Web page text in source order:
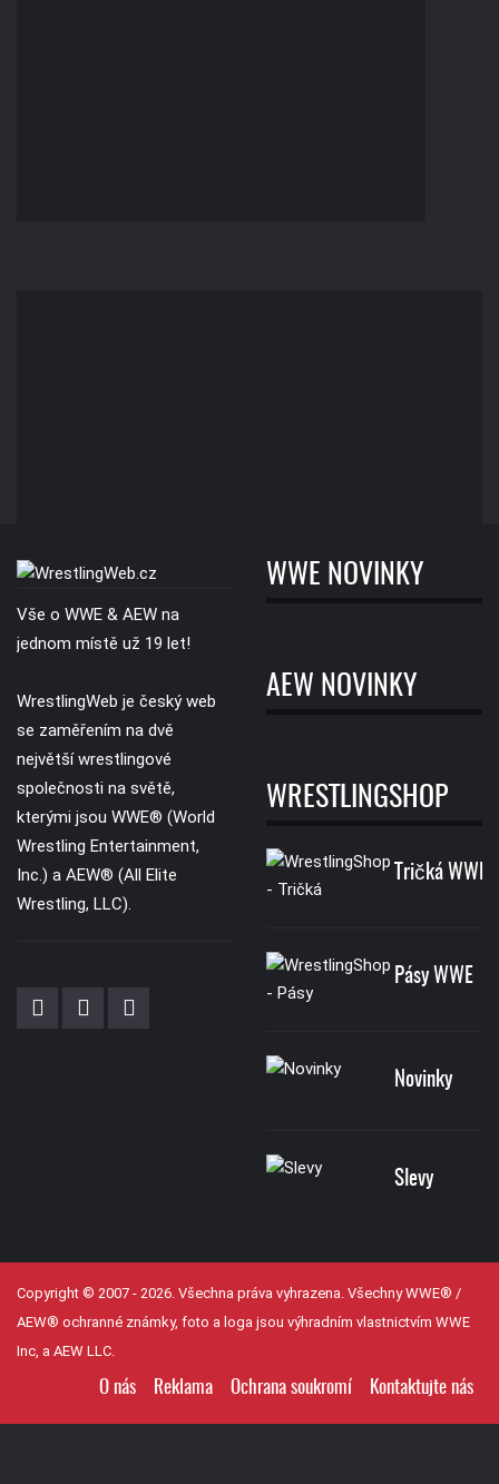
Vše o WWE & AEW na
jednom místě už 19 let!
WrestlingWeb je český web
se zaměřením na dvě
největší wrestlingové
společnosti na světě,
kterými jsou WWE® (World
Wrestling Entertainment,
Inc.) a AEW® (All Elite
Wrestling, LLC).
WWE NOVINKY
AEW NOVINKY
WRESTLINGSHOP
Tričká WWE
Pásy WWE
Novinky
Slevy
Copyright © 2007 - 2026. Všechna práva vyhrazena. Všechny WWE® /
AEW® ochranné známky, foto a loga jsou výhradním vlastnictvím WWE
Inc, a AEW LLC.
O nás Reklama Ochrana soukromí Kontaktujte nás